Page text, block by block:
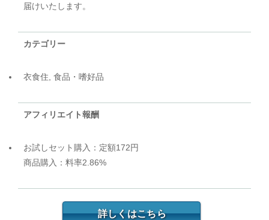
届けいたします。
カテゴリー
衣食住, 食品・嗜好品
アフィリエイト報酬
お試しセット購入：定額172円
商品購入：料率2.86%
詳しくはこちら